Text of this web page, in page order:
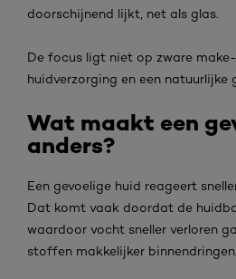
doorschijnend lijkt, net als glas.
De focus ligt niet op zware
huidverzorging en een natuurlijke
Wat maakt een
anders?
Een gevoelige huid reageert
Dat komt vaak doordat de
waardoor vocht sneller verloren
stoffen makkelijker binnendringen.